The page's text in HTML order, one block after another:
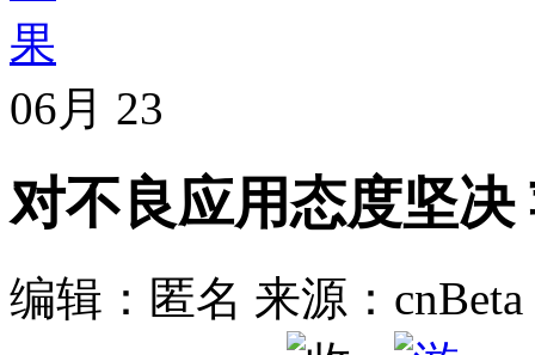
06月 23
对不良应用态度坚
编辑：匿名 来源：cnBeta